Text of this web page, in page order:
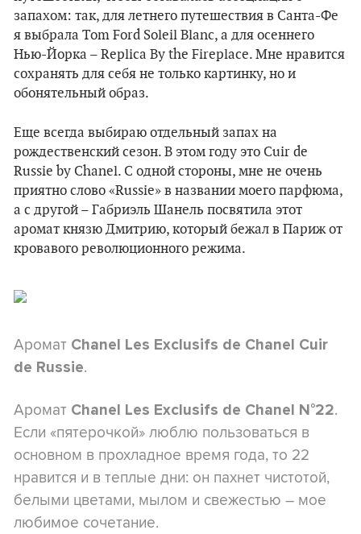
запахом: так, для летнего путешествия в Санта-Фе
я выбрала Tom Ford Soleil Blanc, а для осеннего
Нью-Йорка – Replica By the Fireplace. Мне нравится
сохранять для себя не только картинку, но и
обонятельный образ.
Еще всегда выбираю отдельный запах на
рождественский сезон. В этом году это Cuir de
Russie by Chanel. С одной стороны, мне не очень
приятно слово «Russie» в названии моего парфюма,
а с другой – Габриэль Шанель посвятила этот
аромат князю Дмитрию, который бежал в Париж от
кровавого революционного режима.
Аромат Chanel Les Exclusifs de Chanel Cuir
de Russie.
Аромат Chanel Les Exclusifs de Chanel N°22.
Если «пятерочкой» люблю пользоваться в
основном в прохладное время года, то 22
нравится и в теплые дни: он пахнет чистотой,
белыми цветами, мылом и свежестью – мое
любимое сочетание.